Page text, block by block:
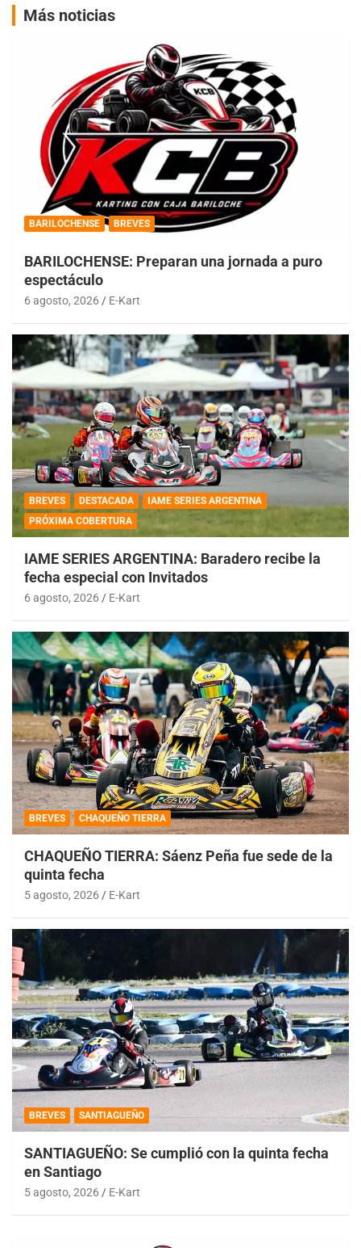
Más noticias
BARILOCHENSE BREVES
BARILOCHENSE: Preparan una jornada a puro
espectáculo
6 agosto, 2026 E-Kart
BREVES DESTACADA
IAME SERIES ARGENTINA
PRÓXIMA COBERTURA
IAME SERIES ARGENTINA: Baradero recibe la
fecha especial con Invitados
6 agosto, 2026 E-Kart
BREVES CHAQUEÑO TIERRA
CHAQUEÑO TIERRA: Sáenz Peña fue sede de la
quinta fecha
5 agosto, 2026 E-Kart
BREVES SANTIAGUEÑO
SANTIAGUEÑO: Se cumplió con la quinta fecha
en Santiago
5 agosto, 2026 E-Kart